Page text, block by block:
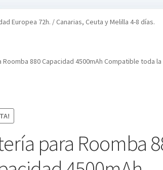
compra
Europea 72h. / Canarias, Ceuta y Melilla 4-8 días.
Roomba 880 Capacidad 4500mAh Compatible toda
para Roomba